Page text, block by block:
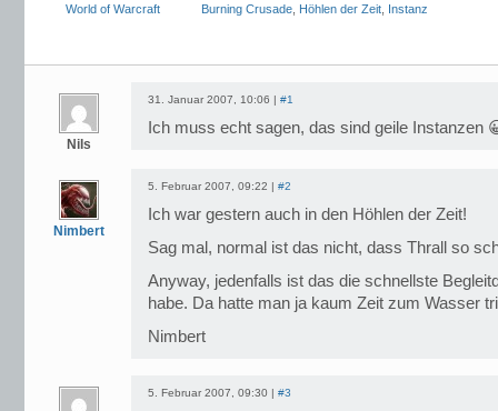
World of Warcraft Burning Crusade Höhlen der Zeit Instanz
Nils
31. Januar 2007, 10:06 | #1
Ich muss echt sagen, das sind geile Instanzen
Nimbert
5. Februar 2007, 09:22 | #2
Ich war gestern auch in den Höhlen der Zeit!
Sag mal, normal ist das nicht, dass Thrall so
Anyway, jedenfalls ist das die schnellste
habe. Da hatte man ja kaum Zeit zum Wasser
Nimbert
5. Februar 2007, 09:30 | #3